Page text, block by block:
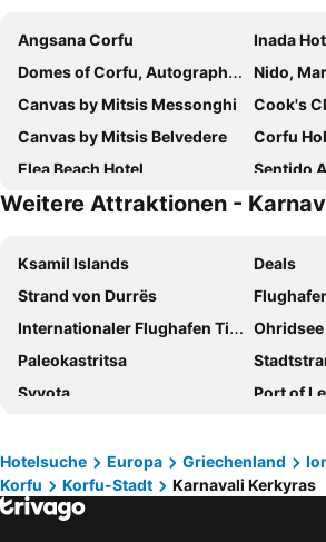
Angsana Corfu
Inada
Domes of Corfu, Autograph Collection
Nido,
Canvas by Mitsis Messonghi
Cook's
Canvas by Mitsis Belvedere
Corfu
Elea Beach Hotel
Sentido
Domes Miramare, a Luxury Collection Resort, Corfu
La Riviera
Rodostamo Hotel & Spa
Kerkyra Blue
Sunshine Corfu Hotel & Spa
Silver
Arion Hotel
Mon
Ariti Grand Hotel
Grecotel
The Olivar Suites
Iolida Corfu
Royal
Ella
Hotel Luxury
Vullkan
Blue Princess Beach Hotel & Suites
Weitere Attraktionen -
Ksamil Islands
Deals
Strand von Durrës
Internationaler Flughafen Tirana
Ohridsee
Paleokastritsa
Syvota
Port of
Glyfada Beach
Borsh
Butrint
Punta Prosciutto
Hotelsuche Europa Griechenland
Korfu
Korfu-Stadt Karnavali Kerkyras